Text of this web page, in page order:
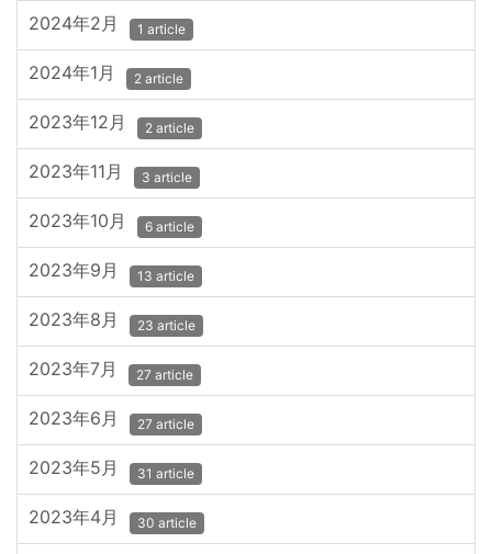
2024年2月 1 article
2024年1月 2 article
2023年12月 2 article
2023年11月 3 article
2023年10月 6 article
2023年9月 13 article
2023年8月 23 article
2023年7月 27 article
2023年6月 27 article
2023年5月 31 article
2023年4月 30 article